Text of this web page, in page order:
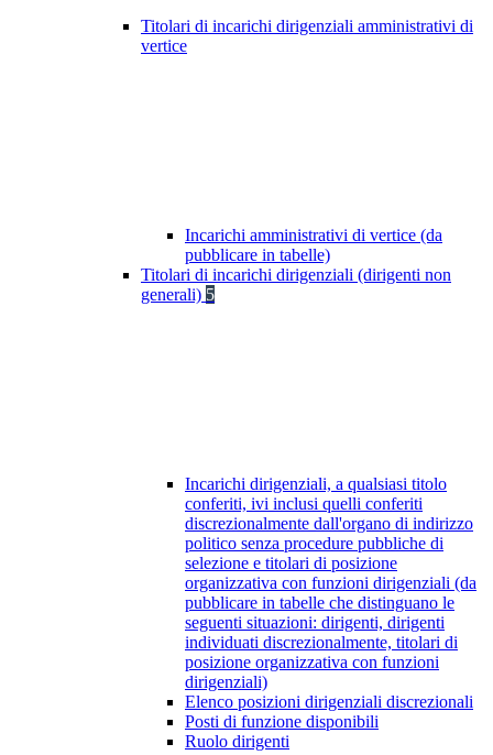
Titolari di incarichi dirigenziali amministrativi di
vertice
Incarichi amministrativi di vertice (da
pubblicare in tabelle)
Titolari di incarichi dirigenziali (dirigenti non
generali) 5
Incarichi dirigenziali, a qualsiasi titolo
conferiti, ivi inclusi quelli conferiti
discrezionalmente dall'organo di indirizzo
politico senza procedure pubbliche di
selezione e titolari di posizione
organizzativa con funzioni dirigenziali (da
pubblicare in tabelle che distinguano le
seguenti situazioni: dirigenti, dirigenti
individuati discrezionalmente, titolari di
posizione organizzativa con funzioni
dirigenziali)
Elenco posizioni dirigenziali discrezionali
Posti di funzione disponibili
Ruolo dirigenti